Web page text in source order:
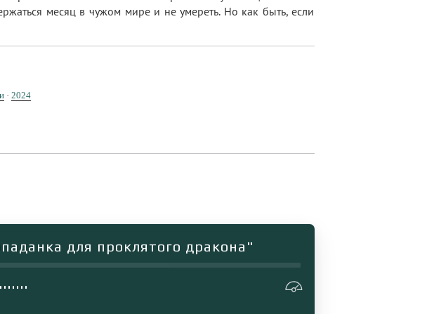
месяц в чужом мире и не умереть. Но как быть, если
· 2024
для проклятого дракона"